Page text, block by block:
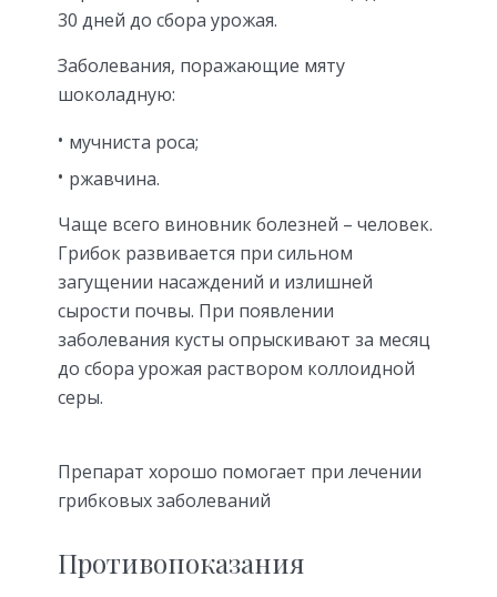
30 дней до сбора урожая.
Заболевания, поражающие мяту
шоколадную:
мучниста роса;
ржавчина.
Чаще всего виновник болезней – человек.
Грибок развивается при сильном
загущении насаждений и излишней
сырости почвы. При появлении
заболевания кусты опрыскивают за месяц
до сбора урожая раствором коллоидной
серы.
Препарат хорошо помогает при лечении
грибковых заболеваний
Противопоказания